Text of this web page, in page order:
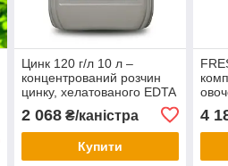
Цинк 120 г/л 10 л –
концентрований розчин
цинку, хелатованого EDTA
та органічними кислотами
2 068₴/каністра
Купити
4